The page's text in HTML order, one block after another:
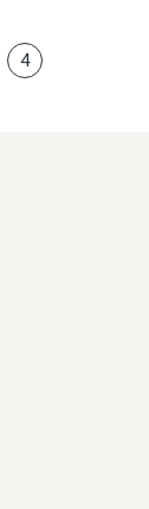
4